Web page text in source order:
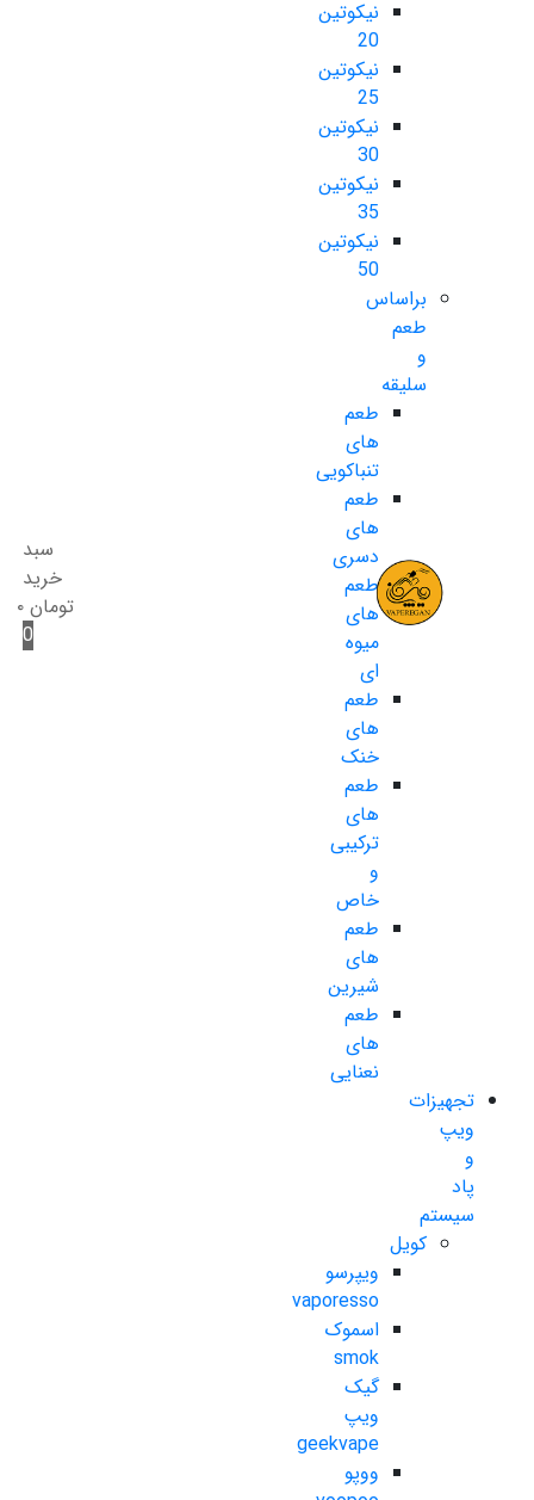
نیکوتین
20
نیکوتین
25
نیکوتین
30
نیکوتین
35
نیکوتین
50
براساس
طعم
و
سلیقه
طعم
های
تنباکویی
طعم
های
دسری
طعم
های
میوه
ای
طعم
های
خنک
طعم
های
ترکیبی
و
خاص
طعم
های
شیرین
طعم
های
نعنایی
تجهیزات
ویپ
و
پاد
سیستم
کویل
ویپرسو
vaporesso
اسموک
smok
گیک
ویپ
geekvape
ووپو
سبد
خرید
تومان ۰
0